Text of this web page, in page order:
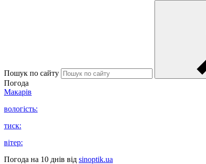
Пошук по сайту
Погода
Макарів
вологість:
тиск:
вітер:
Погода на 10 днів від sinoptik.ua